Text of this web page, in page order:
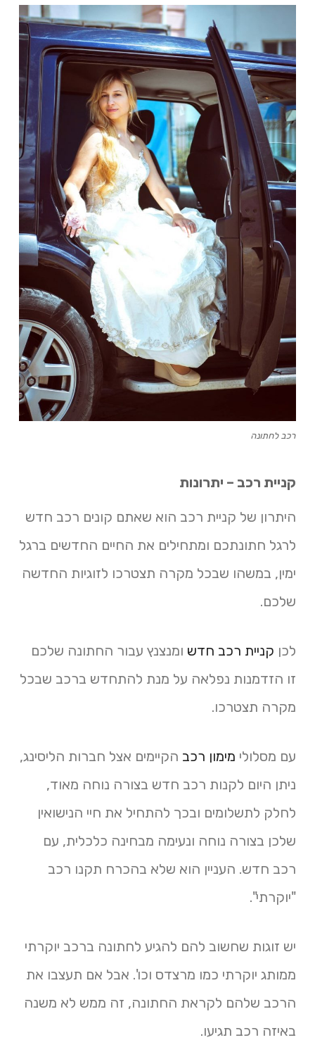
רכב לחתונה
קניית רכב – יתרונות
היתרון של קניית רכב הוא שאתם קונים רכב חדש
לרגל חתונתכם ומתחילים את החיים החדשים ברגל
ימין, במשהו שבכל מקרה תצטרכו לזוגיות החדשה
שלכם.
לכן קניית רכב חדש ומנצנץ עבור החתונה שלכם
זו הזדמנות נפלאה על מנת להתחדש ברכב שבכל
מקרה תצטרכו.
עם מסלולי מימון רכב הקיימים אצל חברות הליסינג,
ניתן היום לקנות רכב חדש בצורה נוחה מאוד,
לחלק לתשלומים ובכך להתחיל את חיי הנישואין
שלכן בצורה נוחה ונעימה מבחינה כלכלית, עם
רכב חדש. העניין הוא שלא בהכרח תקנו רכב
"יוקרתי".
יש זוגות שחשוב להם להגיע לחתונה ברכב יוקרתי
ממותג יוקרתי כמו מרצדס וכו'. אבל אם תעצבו את
הרכב שלהם לקראת החתונה, זה ממש לא משנה
באיזה רכב תגיעו.